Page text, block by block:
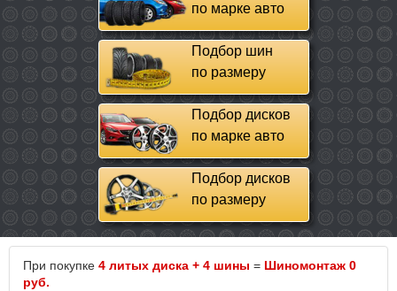
по марке авто
Подбор шин
по размеру
Подбор дисков
по марке авто
Подбор дисков
по размеру
При покупке 4 литых диска + 4 шины = Шиномонтаж 0
руб.